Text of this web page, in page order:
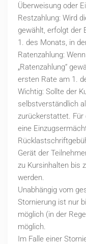
Überweisung oder
Restzahlung: Wird
gewählt, erfolgt der
1. des Monats, in
Ratenzahlung:
„Ratenzahlung“
ersten Rate am 1.
Wichtig: Sollte der
selbstverständlich
zurückerstattet. Für
eine
Gerät der
zu Kursinhalten bis
werden.
Unabhängig vom
Stornierung ist nur
möglich (in der
möglich.
Im Falle einer